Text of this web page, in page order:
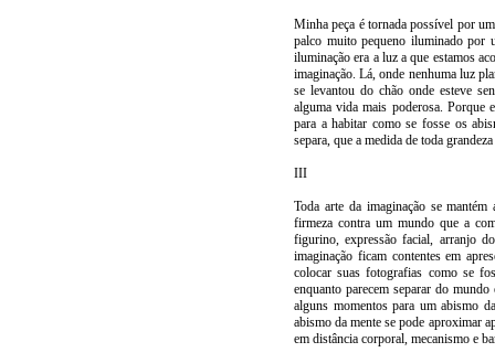
Minha peça é tornada possível por
palco muito pequeno iluminado por
iluminação era a luz a que estamos
imaginação. Lá, onde nenhuma luz
se levantou do chão onde esteve
alguma vida mais poderosa. Porque
para a habitar como se fosse os
separa, que a medida de toda
III
Toda arte da imaginação se
firmeza contra um mundo que a
figurino, expressão facial, arranjo
imaginação ficam contentes em
colocar suas fotografias como se
enquanto parecem separar do
alguns momentos para um abismo
abismo da mente se pode aproximar
em distância corporal, mecanismo e